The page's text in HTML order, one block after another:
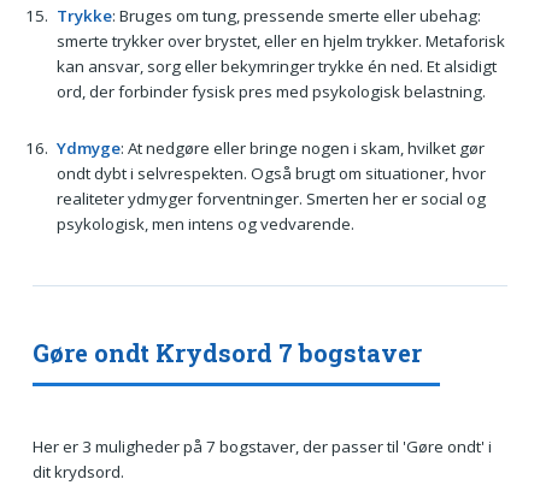
Trykke: Bruges om tung, pressende smerte eller ubehag:
smerte trykker over brystet, eller en hjelm trykker. Metaforisk
kan ansvar, sorg eller bekymringer trykke én ned. Et alsidigt
ord, der forbinder fysisk pres med psykologisk belastning.
Ydmyge: At nedgøre eller bringe nogen i skam, hvilket gør
ondt dybt i selvrespekten. Også brugt om situationer, hvor
realiteter ydmyger forventninger. Smerten her er social og
psykologisk, men intens og vedvarende.
Gøre ondt Krydsord 7 bogstaver
Her er 3 muligheder på 7 bogstaver, der passer til 'Gøre ondt' i
dit krydsord.